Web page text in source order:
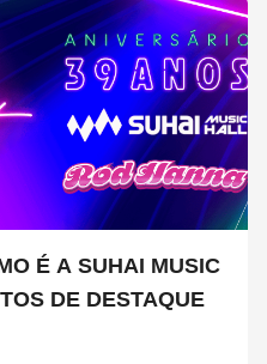
É A SUHAI MUSIC
DE DESTAQUE